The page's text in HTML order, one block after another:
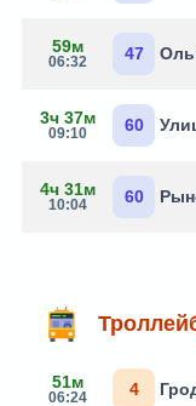
59м
06:32 47
3ч 37м
09:10 60
4ч 31м
10:04 60
51м
06:24 4